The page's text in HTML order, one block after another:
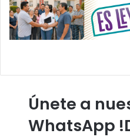
Únete a
WhatsApp